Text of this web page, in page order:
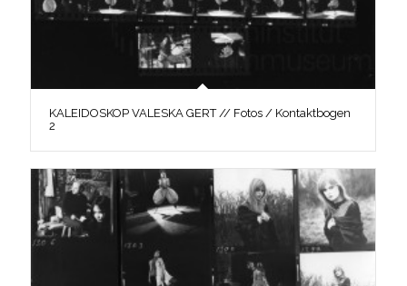
KALEIDOSKOP VALESKA GERT // Fotos / Kontaktbogen
2